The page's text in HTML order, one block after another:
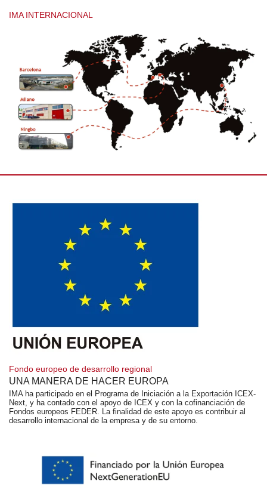
IMA INTERNACIONAL
Fondo europeo de desarrollo regional
UNA MANERA DE HACER EUROPA
IMA ha participado en el Programa de Iniciación a la Exportación ICEX-
Next, y ha contado con el apoyo de ICEX y con la cofinanciación de
Fondos europeos FEDER. La finalidad de este apoyo es contribuir al
desarrollo internacional de la empresa y de su entorno.